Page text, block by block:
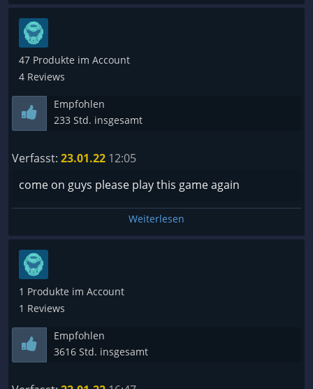
47 Produkte im Account
4 Reviews
Empfohlen
233 Std. insgesamt
Verfasst: 23.01.22 12:05
come on guys please play this game again
Weiterlesen
1 Produkte im Account
1 Reviews
Empfohlen
3616 Std. insgesamt